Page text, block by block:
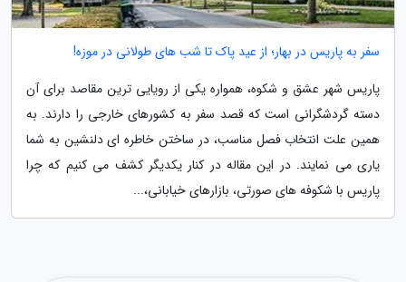
سفر به پاریس در بهار؛ از عید پاک تا شب های طولانی در موزه!
پاریس شهر عشق و شکوه، همواره یکی از رویایی ترین مقاصد برای آن
دسته گردشگرانی است که قصد سفر به کشورهای خارجی را دارند. به
همین علت انتخاب فصل مناسب، در ساختن خاطره ای دلنشین به شما
یاری می نمایند. در این مقاله در کنار یکدیگر کشف می کنیم که چرا
پاریس با شکوفه های صورتی، بازارهای خیابانی،...